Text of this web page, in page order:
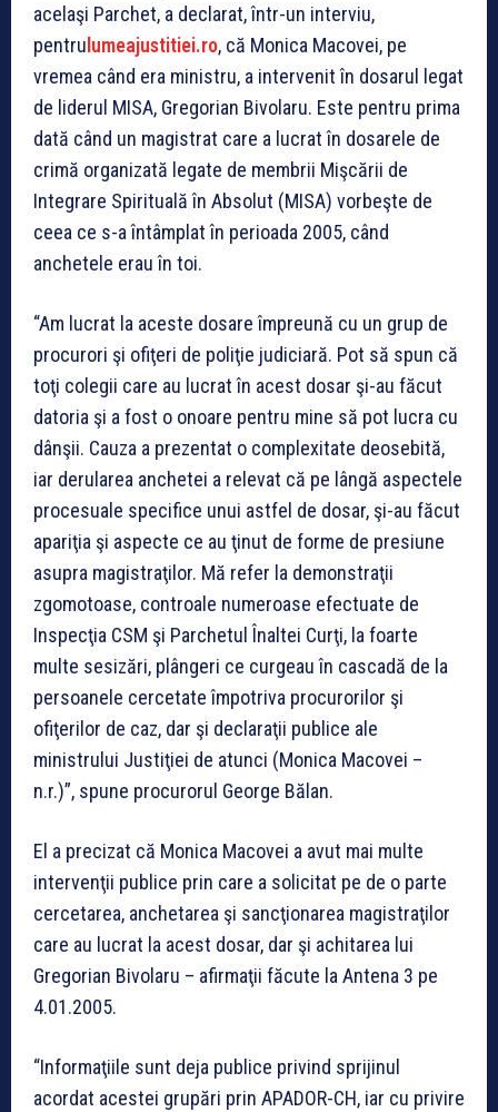
acelaşi Parchet, a declarat, într-un interviu,
pentru lumeajustitiei.ro, că Monica Macovei, pe
vremea când era ministru, a intervenit în dosarul legat
de liderul MISA, Gregorian Bivolaru. Este pentru prima
dată când un magistrat care a lucrat în dosarele de
crimă organizată legate de membrii Mişcării de
Integrare Spirituală în Absolut (MISA) vorbeşte de
ceea ce s-a întâmplat în perioada 2005, când
anchetele erau în toi.
“Am lucrat la aceste dosare împreună cu un grup de
procurori şi ofiţeri de poliţie judiciară. Pot să spun că
toţi colegii care au lucrat în acest dosar şi-au făcut
datoria şi a fost o onoare pentru mine să pot lucra cu
dânşii. Cauza a prezentat o complexitate deosebită,
iar derularea anchetei a relevat că pe lângă aspectele
procesuale specifice unui astfel de dosar, şi-au făcut
apariţia şi aspecte ce au ţinut de forme de presiune
asupra magistraţilor. Mă refer la demonstraţii
zgomotoase, controale numeroase efectuate de
Inspecţia CSM şi Parchetul Înaltei Curţi, la foarte
multe sesizări, plângeri ce curgeau în cascadă de la
persoanele cercetate împotriva procurorilor şi
ofiţerilor de caz, dar şi declaraţii publice ale
ministrului Justiţiei de atunci (Monica Macovei –
n.r.)”, spune procurorul George Bălan.
El a precizat că Monica Macovei a avut mai multe
intervenţii publice prin care a solicitat pe de o parte
cercetarea, anchetarea şi sancţionarea magistraţilor
care au lucrat la acest dosar, dar şi achitarea lui
Gregorian Bivolaru – afirmaţii făcute la Antena 3 pe
4.01.2005.
“Informaţiile sunt deja publice privind sprijinul
acordat acestei grupări prin APADOR-CH, iar cu privire